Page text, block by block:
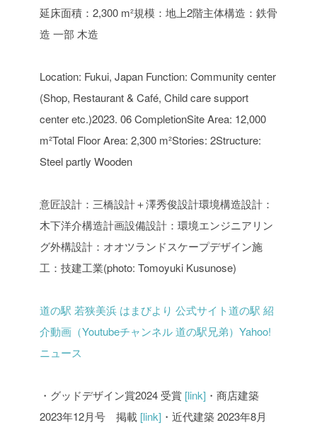
延床面積：2,300 m²規模：地上2階主体構造：鉄骨
造 一部 木造
Location: Fukui, Japan Function: Community center
(Shop, Restaurant & Café, Child care support
center etc.)2023. 06 CompletionSite Area: 12,000
m²Total Floor Area: 2,300 m²Stories: 2Structure:
Steel partly Wooden
意匠設計：三橋設計＋澤秀俊設計環境構造設計：
木下洋介構造計画設備設計：環境エンジニアリン
グ外構設計：オオツランドスケープデザイン施
工：技建工業(photo: Tomoyuki Kusunose)
道の駅 若狭美浜 はまびより 公式サイト道の駅 紹
介動画（Youtubeチャンネル 道の駅兄弟） Yahoo!
ニュース
・グッドデザイン賞2024 受賞 [link] ・商店建築
2023年12月号 掲載 [link] ・近代建築 2023年8月